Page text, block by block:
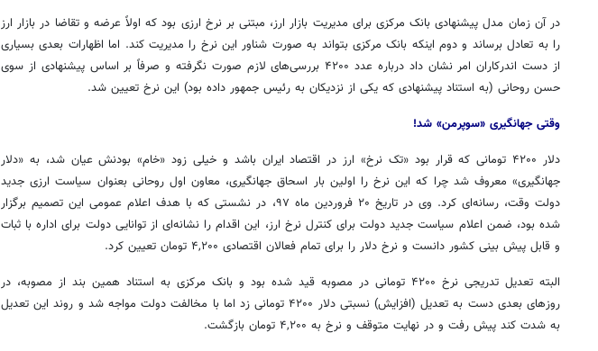
در آن زمان مدل پیشنهادی بانک مرکزی برای مدیریت بازار ارز، مبتنی بر نرخ ارزی بود که اولاً عرضه و تقاضا در بازار ارز
را به تعادل برساند و دوم اینکه بانک مرکزی بتواند به صورت شناور این نرخ را مدیریت کند. اما اظهارات بعدی بسیاری
از دست اندرکاران
امر نشان داد درباره عدد ۴۲۰۰ بررسی‌های لازم صورت نگرفته و صرفاً بر اساس پیشنهادی از سوی
حسن روحانی (به استناد پیشنهادی که یکی از نزدیکان به رئیس جمهور داده بود) این نرخ تعیین شد.
وقتی جهانگیری «سوپرمن» شد!
دلار ۴۲۰۰ تومانی که قرار بود «تک نرخ» ارز در اقتصاد ایران باشد و خیلی زود «خام» بودنش عیان شد، به «دلار
جهانگیری» معروف شد چرا که این نرخ را اولین بار اسحاق جهانگیری، معاون اول روحانی بعنوان سیاست ارزی جدید
دولت وقت، رسانه‌ای کرد. وی در تاریخ ۲۰ فروردین ماه ۹۷، در نشستی که با هدف اعلام عمومی این تصمیم برگزار
شده بود، ضمن اعلام سیاست جدید دولت برای کنترل نرخ ارز، این اقدام را نشانه‌ای از توانایی دولت برای اداره با ثبات
و قابل پیش بینی کشور دانست و نرخ دلار را برای تمام فعالان اقتصادی ۴,۲۰۰ تومان تعیین کرد.
البته تعدیل تدریجی نرخ ۴۲۰۰ تومانی در مصوبه قید شده بود و بانک مرکزی به استناد همین بند از مصوبه، در
روزهای بعدی دست به تعدیل (افزایش) نسبتی دلار ۴۲۰۰ تومانی زد اما با مخالفت دولت مواجه شد و روند این تعدیل
به شدت کند پیش رفت و در نهایت متوقف و نرخ به ۴,۲۰۰ تومان بازگشت.